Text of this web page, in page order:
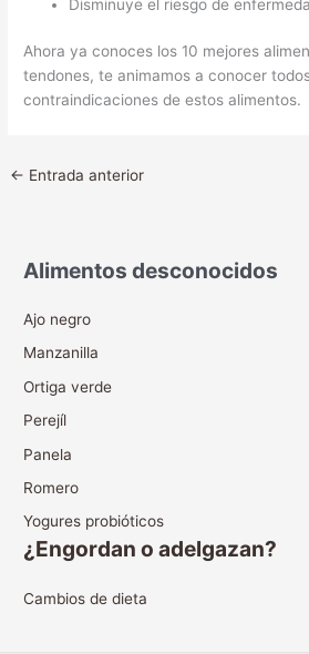
Disminuye el riesgo de
Ahora ya conoces los 10 mejores
tendones, te animamos a conocer
contraindicaciones de estos alimentos.
← Entrada anterior
Alimentos desconocidos
Ajo negro
Manzanilla
Ortiga verde
Perejíl
Panela
Romero
Yogures probióticos
¿Engordan o adelgazan?
Cambios de dieta